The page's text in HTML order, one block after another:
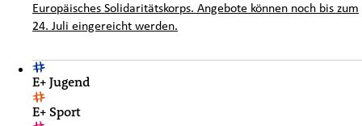
Europäisches Solidaritätskorps. Angebote können noch bis zum
24. Juli eingereicht werden.
E+ Jugend
E+ Sport